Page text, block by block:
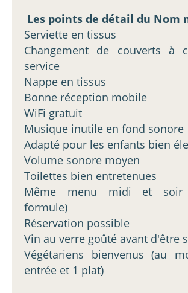
Les points de détail du Nom
Serviette en tissus
Changement de couverts à
service
Nappe en tissus
Bonne réception mobile
WiFi gratuit
Musique inutile en fond sonore
Adapté pour les enfants bien
Volume sonore moyen
Toilettes bien entretenues
Même menu midi et soir
formule)
Réservation possible
Vin au verre goûté avant d'être
Végétariens bienvenus (au
entrée et 1 plat)